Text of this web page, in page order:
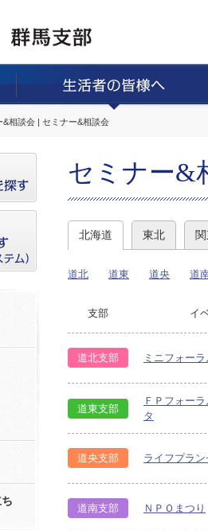
&相談会 | セミナー&相談会
セミナー&
北海道 東北
道北 道東 道央 道
支部 イ
道北支部 ミニフォーラ
道東支部
ＦＰフォー
タ
道央支部 ライフプラ
道南支部 ＮＰＯまつり